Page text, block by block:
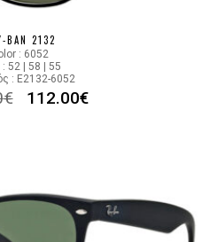
BAN 2132
: 6052
52 | 58 | 55
: E2132-6052
€ 112.00€